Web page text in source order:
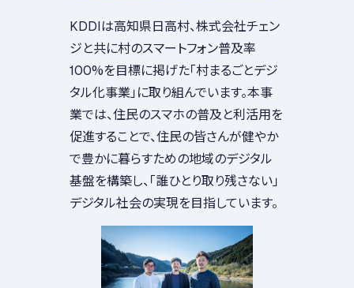
KDDIは高知県日高村、株式会社チェン
ジと共に村のスマートフォン普及率
100%を目標に掲げた「村まるごとデジ
タル化事業」に取り組んでいます。本事
業では、住民のスマホの普及と利活用を
促進することで、住民の皆さんが健やか
で豊かに暮らすための地域のデジタル
基盤を構築し、「誰ひとり取り残さない」
デジタル社会の実現を目指しています。